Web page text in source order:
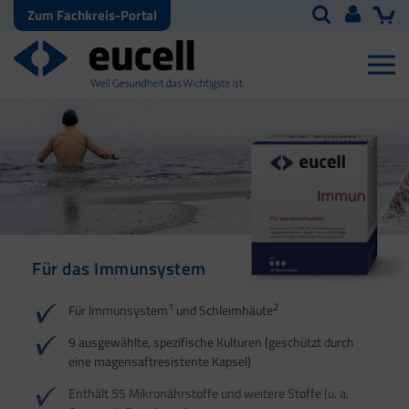
Zum Fachkreis-Portal
Für das Immunsystem
Für Immunsystem1 und Schleimhäute2
9 ausgewählte, spezifische Kulturen (geschützt durch
eine magensaftresistente Kapsel)
Enthält 55 Mikronährstoffe und weitere Stoffe (u. a.
Für Haut, Haare und
4
Für Ihre natürliche